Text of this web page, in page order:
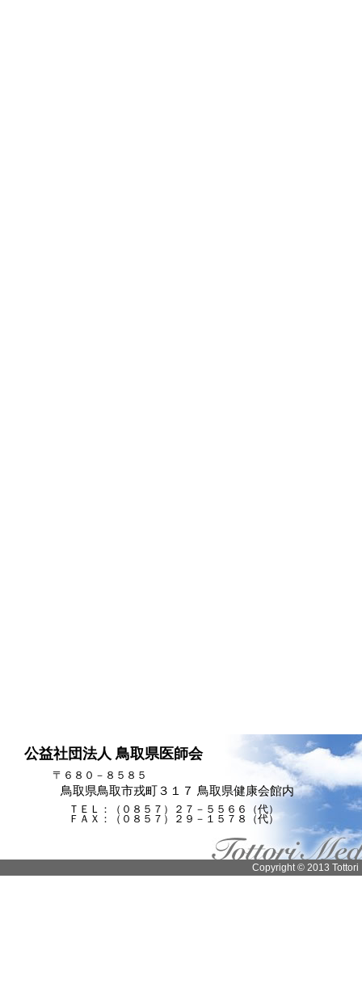
公益社団法人 鳥取県医師会
〒６８０－８５８５
鳥取県鳥取市戎町３１７ 鳥取県健康会館内
ＴＥＬ：（０８５７）２７－５５６６（代）
ＦＡＸ：（０８５７）２９－１５７８（代）
Copyright © 2013 Tottori